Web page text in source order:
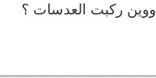
ركبت العدسات ؟